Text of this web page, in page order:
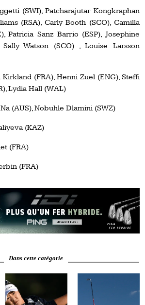
(SWI), Patcharajutar Kongkraphan
(RSA), Carly Booth (SCO), Camilla
Patricia Sanz Barrio (ESP), Josephine
Sally Watson (SCO) , Louise Larsson
Kirkland (FRA), Henni Zuel (ENG), Steffi
Lydia Hall (WAL)
(AUS), Nobuhle Dlamini (SWZ)
(KAZ)
(FRA)
(FRA)
Dans cette catégorie